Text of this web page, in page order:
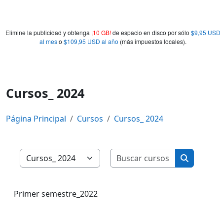
Elimine la publicidad y obtenga ¡10 GB!de espacio en disco por sólo $9,95 USD
al meso $109,95 USD al año (más impuestos locales).
Cursos_ 2024
Página Principal Cursos Cursos_ 2024
Categorías
Buscar
Buscar
Primer semestre_2022